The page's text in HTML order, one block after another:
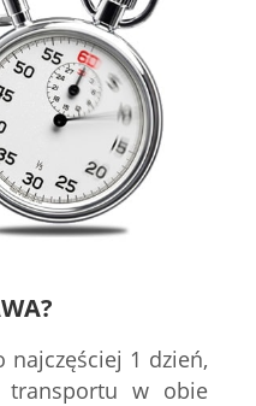
najczęściej 1 dzień,
transportu w obie